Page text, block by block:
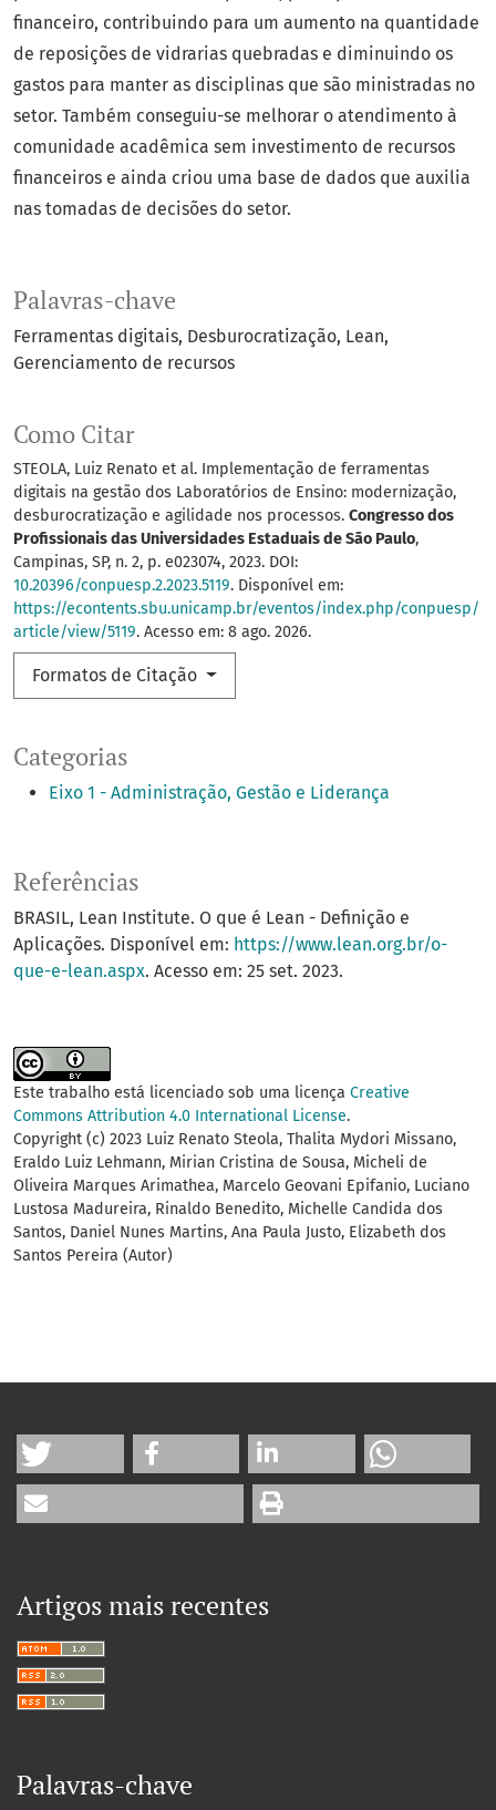
Palavras-chave
Ferramentas digitais Desburocratização Lean
Gerenciamento de recursos
Categorias
Eixo 1 - Administração, Gestão e Liderança
Como Citar
STEOLA, Luiz Renato et al. Implementação de ferramentas
digitais na gestão dos Laboratórios de Ensino: modernização,
desburocratização e agilidade nos processos. Congresso dos
Profissionais das Universidades Estaduais de São Paulo,
Campinas, SP, n. 2, p. e023074, 2023. DOI:
10.20396/conpuesp.2.2023.5119. Disponível em:
https://econtents.sbu.unicamp.br/eventos/index.php/conpuesp/
article/view/5119. Acesso em: 8 ago. 2026.
Formatos de Citação
financeiro, contribuindo para um aumento na quantidade
de reposições de vidrarias quebradas e diminuindo os
gastos para manter as disciplinas que são ministradas no
setor. Também conseguiu-se melhorar o atendimento à
comunidade acadêmica sem investimento de recursos
financeiros e ainda criou uma base de dados que auxilia
nas tomadas de decisões do setor.
Referências
BRASIL, Lean Institute. O que é Lean - Definição e
Aplicações. Disponível em: https://www.lean.org.br/o-
que-e-lean.aspx. Acesso em: 25 set. 2023.
Este trabalho está licenciado sob uma licença Creative
Commons Attribution 4.0 International License.
Copyright (c) 2023 Luiz Renato Steola, Thalita Mydori Missano,
Eraldo Luiz Lehmann, Mirian Cristina de Sousa, Micheli de
Oliveira Marques Arimathea, Marcelo Geovani Epifanio, Luciano
Lustosa Madureira, Rinaldo Benedito, Michelle Candida dos
Santos, Daniel Nunes Martins, Ana Paula Justo, Elizabeth dos
Santos Pereira (Autor)
Artigos mais recentes
Palavras-chave